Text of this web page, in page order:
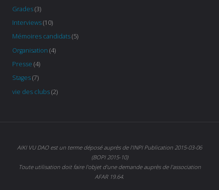
Grades(3)
Interviews(10)
Mémoires candidats(5)
Organisation (4)
Presse (4)
Stages(7)
vie des clubs(2)
AIKI VU DAO est un terme déposé auprès de l'INPI Publication 2015-03-06
(BOPI 2015-10)
Toute utilisation doit faire l'objet d'une demande auprès de l'association
AFAR 19.64.